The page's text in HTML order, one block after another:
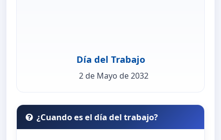
Día del Trabajo
2 de Mayo de 2032
¿Cuando es el día del trabajo?